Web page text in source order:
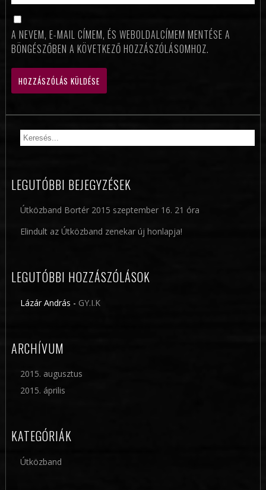
A NEVEM, E-MAIL CÍMEM, ÉS WEBOLDALCÍMEM MENTÉSE A
BÖNGÉSZŐBEN A KÖVETKEZŐ HOZZÁSZÓLÁSOMHOZ.
LEGUTÓBBI BEJEGYZÉSEK
Útközband Bortér 2015 szeptember 16. 21 óra
Elindult az Útközband zenekar új honlapja!
LEGUTÓBBI HOZZÁSZÓLÁSOK
Lázár András - GY.I.K
ARCHÍVUM
2015. augusztus
2015. április
KATEGÓRIÁK
Útközband